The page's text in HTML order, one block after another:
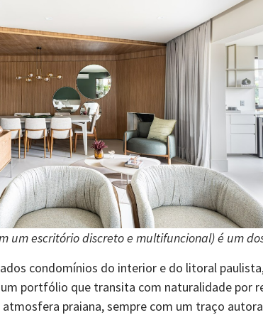
um escritório discreto e multifuncional) é um
condomínios do interior e do litoral
portfólio que transita com naturalidade por
praiana, sempre com um traço